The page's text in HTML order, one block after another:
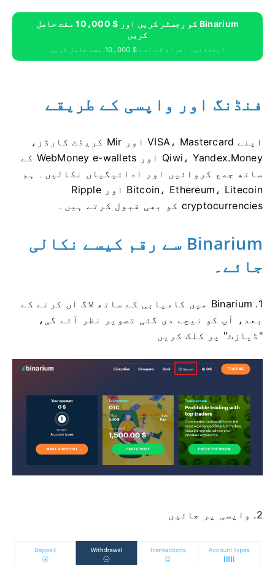
Binarium کو رجسٹر کریں اور $ 10،000 مفت حاصل
کریں
ابتدائیہ افراد کے لئے $ 10،000 مفت حاصل کریں
فنڈنگ ​​اور واپسی کے طریقے
اپنے VISA، Mastercard اور Mir کریڈٹ کارڈز،
Qiwi، Yandex.Money اور WebMoney e-wallets کے
ساتھ جمع کروائیں اور ادائیگیاں نکالیں۔ ہم
Bitcoin، Ethereum، Litecoin اور Ripple
cryptocurrencies کو بھی قبول کرتے ہیں۔
Binarium سے رقم کیسے نکالی
جائے۔
1. Binarium میں کامیابی کے ساتھ لاگ ان کرنے کے
بعد، آپ کو نیچے دی گئی تصویر نظر آئے گی،
"ڈپازٹ" پر کلک کریں
2. واپسی پر جائیں